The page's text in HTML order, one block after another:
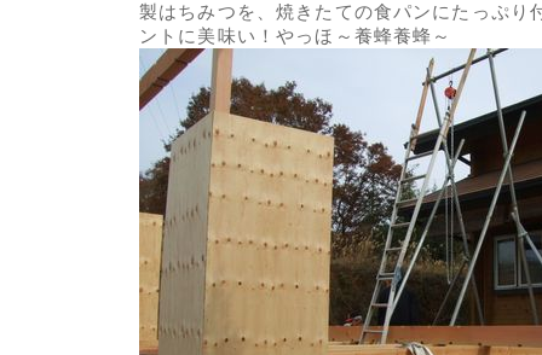
製はちみつを、焼きたての食パンにたっぷり
ントに美味い！やっほ～養蜂養蜂～